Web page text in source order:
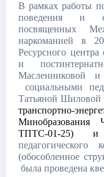
В рамках работы
поведения и
посвященных
наркоманией в
Ресурсного
и
Масленниковой
социальными
Татьяной Шиловой
транспортно-
ТПТС-01-25)
(обособленное
была проведена